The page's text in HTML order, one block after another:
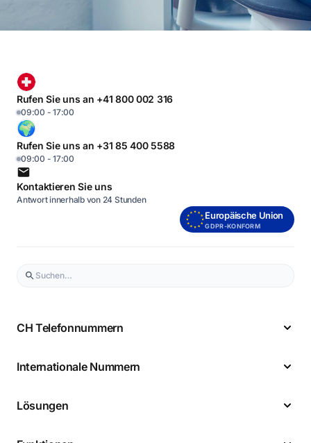
Rufen Sie uns an +41 800 002 316
09:00 - 17:00
Rufen Sie uns an +31 85 400 5588
09:00 - 17:00
Kontaktieren Sie uns
Antwort innerhalb von 24 Stunden
Europäische Union
GDPR-KONFORM
CH Telefonnummern
Internationale Nummern
Lösungen